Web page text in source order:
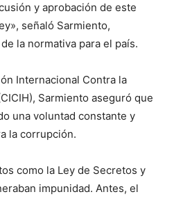
y aprobación de este
señaló Sarmiento,
la normativa para el país.
Internacional Contra la
Sarmiento aseguró que
una voluntad constante y
la corrupción.
como la Ley de Secretos y
impunidad. Antes, el